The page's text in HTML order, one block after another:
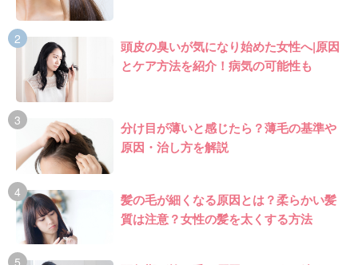
頭皮の臭いが気になり始めた女性へ|原因
とケア方法を紹介！病気の可能性も
分け目が薄いと感じたら？薄毛の基準や
原因・治し方を解説
髪の毛が細くなる原因とは？柔らかい髪
質は注意？女性の髪を太くする方法